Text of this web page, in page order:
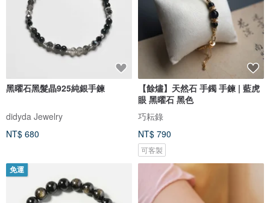
黑曜石黑髮晶925純銀手鍊
didyda Jewelry
NT$ 680
【餘燼】天然石 手鐲 手鍊 | 藍虎
眼 黑曜石 黑色
巧耘錄
NT$ 790
可客製
免運